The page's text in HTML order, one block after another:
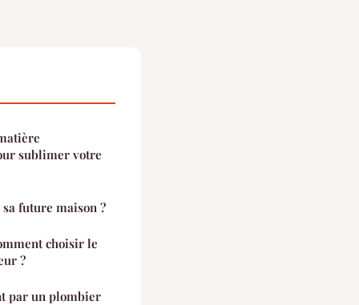
sublimer votre
future maison ?
choisir le
?
par un plombier